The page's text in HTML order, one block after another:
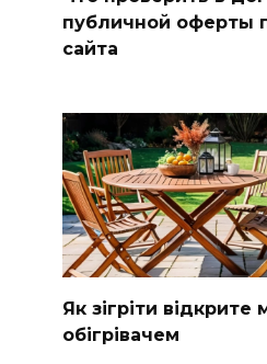
публичной оферты
сайта
Як зігріти відкрите
обігрівачем